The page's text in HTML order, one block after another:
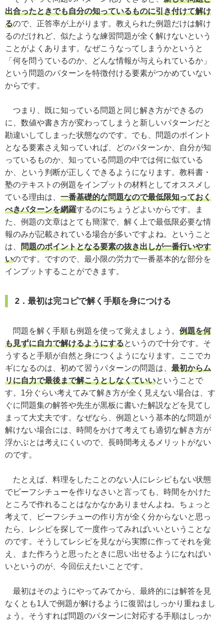
出合ったときでも自分の知っているものに引き付けて解け
るので、正答率が上がります。教えられた例題だけは解け
るのだけれど、似たような練習問題が全く解けないという
ことがよくあります。なぜこうなってしまうかというと
「何を問うているのか、どんな情報が与えられているか」
という問題のパターンを特徴付ける要素がつかめていない
からです。
つまり、既に知っている問題と同じ解き方ができるの
に、数値や書き方が変わってしまうと新しいパターンだと
勘違いしてしまった状態なのです。でも、問題のポイント
となる要素さえ知っていれば、どのパターンか、自分が知
っているものか、知っている問題の中では何に似ている
か、という判断が正しくできるようになります。教科書・
塾のテキストの例題をインプットの材料としてオススメし
ている理由は、 一番基礎的な問題なので最低限知っておく
べきパターンを網羅するのにちょうどよいからです。ま
た、例題の文章はとても簡潔で、解く上で最低限必要な情
報のみが記載されている場合が多いですよね。ということ
は、 問題のポイントとなる要素の抜き出しが一番行いやす
いのです。ですので、最小限の労力で一番基本的な部分を
インプットすることができます。
2．最初は完コピで解く手順を身につける
問題を解く手順も例題を使って覚えましょう。 例題を何
も見ずに自力で解けるようにするというので十分です。そ
うすると手順が自然と身につくようになります。ここでカ
ギになるのは、初めて習うパターンの問題は、 最初からム
リに自力で最後まで解こうとしなくていいということで
す。1分ぐらい考えてみて解き方が全く見えない場合は、す
ぐに問題集の解答や先生が黒板に書いた解説などを見てし
まって大丈夫です。なぜなら、例題という基本的な問題が
解けない場合には、時間をかけて考えても適切な解き方が
浮かぶとは考えにくいので、長時間考えるメリットがない
のです。
たとえば、料理をしたことのない人にレシピもない状態
でビーフシチューを作りなさいと言っても、時間をかけた
ところで作れることはなかなかありませんよね。ちょっと
考えて、ビーフシチューの作り方が全く分からないと思っ
たら、レシピを探して一度作ってみればいいということな
のです。そうしてレシピを見ながら実際に作ってそれを覚
え、また作ろうと思ったときに思い出せるようになればい
いというのが、今回伝えたいことです。
最初はそのようにやってみてから、最終的には解答を見
なくとも1人で例題が解けるように復習はしっかり重ねまし
ょう。そうすれば問題のパターンに対応する手順はしっか